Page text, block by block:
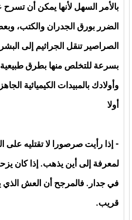
بالأمر السهل لأنها يمكن أن
الضرر بورق الجدران والكتب،
الصراصير تنقل الجراثيم إلى
بسرعة للتخلص منها بطرق
وأولادك بالمبيدات الكيميائية
أولا
- إذا رأيت صرصورا لا تقتليه على
لمعرفة إلى أين يذهب. إذا كان
في جدار. فالمرجح أن العش الذي
قريب.